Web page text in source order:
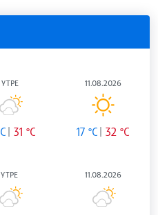
УТРЕ
31 °C
11.08.2026
17 °C 32 °C
УТРЕ 11.08.2026